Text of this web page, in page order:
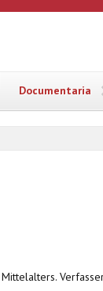
Documentaria